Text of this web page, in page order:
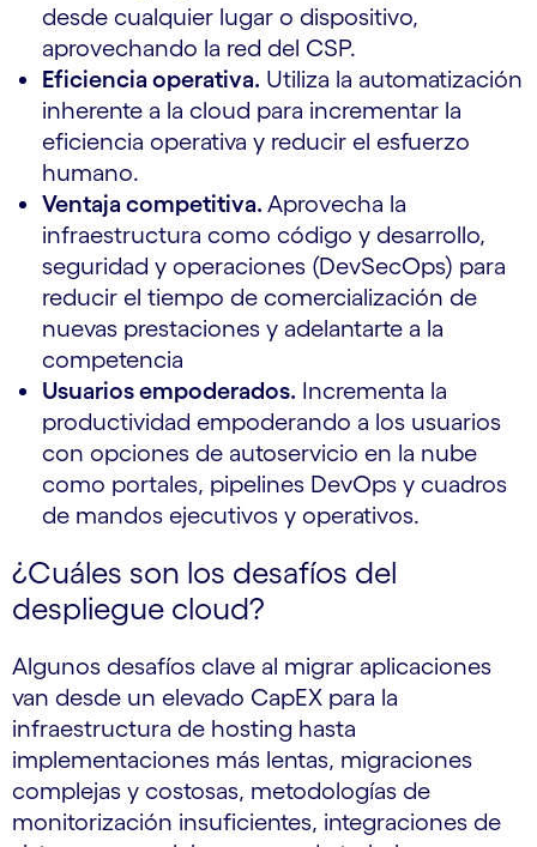
desde cualquier lugar o dispositivo,
aprovechando la red del CSP.
Eficiencia operativa. Utiliza la automatización
inherente a la cloud para incrementar la
eficiencia operativa y reducir el esfuerzo
humano.
Ventaja competitiva. Aprovecha la
infraestructura como código y desarrollo,
seguridad y operaciones (DevSecOps) para
reducir el tiempo de comercialización de
nuevas prestaciones y adelantarte a la
competencia
Usuarios empoderados. Incrementa la
productividad empoderando a los usuarios
con opciones de autoservicio en la nube
como portales, pipelines DevOps y cuadros
de mandos ejecutivos y operativos.
¿Cuáles son los desafíos del
despliegue cloud?
Algunos desafíos clave al migrar aplicaciones
van desde un elevado CapEX para la
infraestructura de hosting hasta
implementaciones más lentas, migraciones
complejas y costosas, metodologías de
monitorización insuficientes, integraciones de